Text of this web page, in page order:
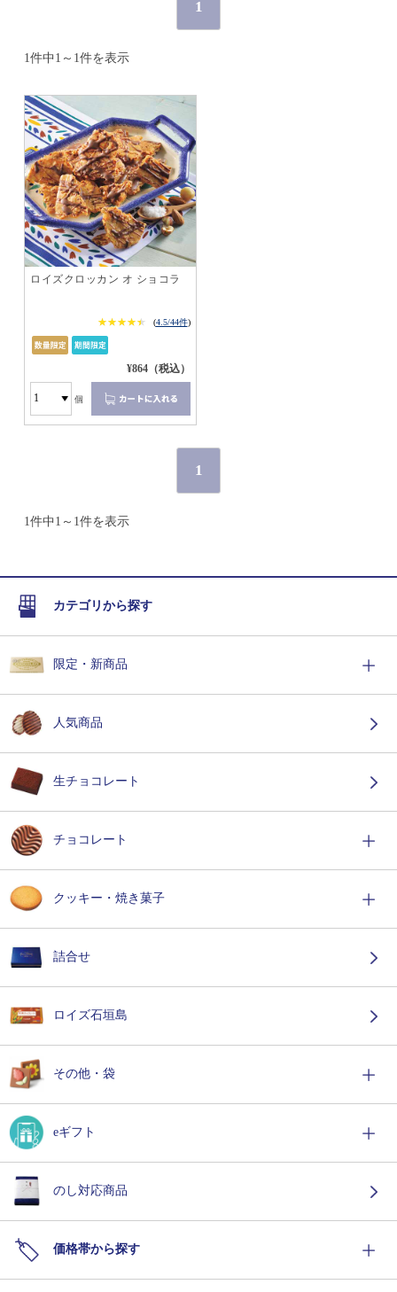
1
1件中1～1件を表示
ロイズクロッカン オ ショコラ
★★★★★
★★★★★ (4.5/44件)
¥864（税込）
個
1
1件中1～1件を表示
カテゴリから探す
限定・新商品
人気商品
生チョコレート
チョコレート
クッキー・焼き菓子
詰合せ
ロイズ石垣島
その他・袋
eギフト
のし対応商品
価格帯から探す